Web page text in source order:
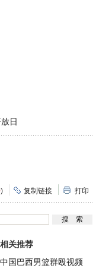
日
) 复制链接 打印
相关推荐
中国巴西男篮群殴视频